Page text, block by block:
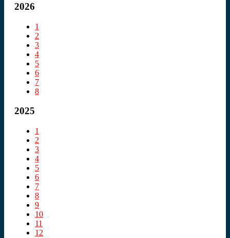
2026
1
2
3
4
5
6
7
8
2025
1
2
3
4
5
6
7
8
9
10
11
12